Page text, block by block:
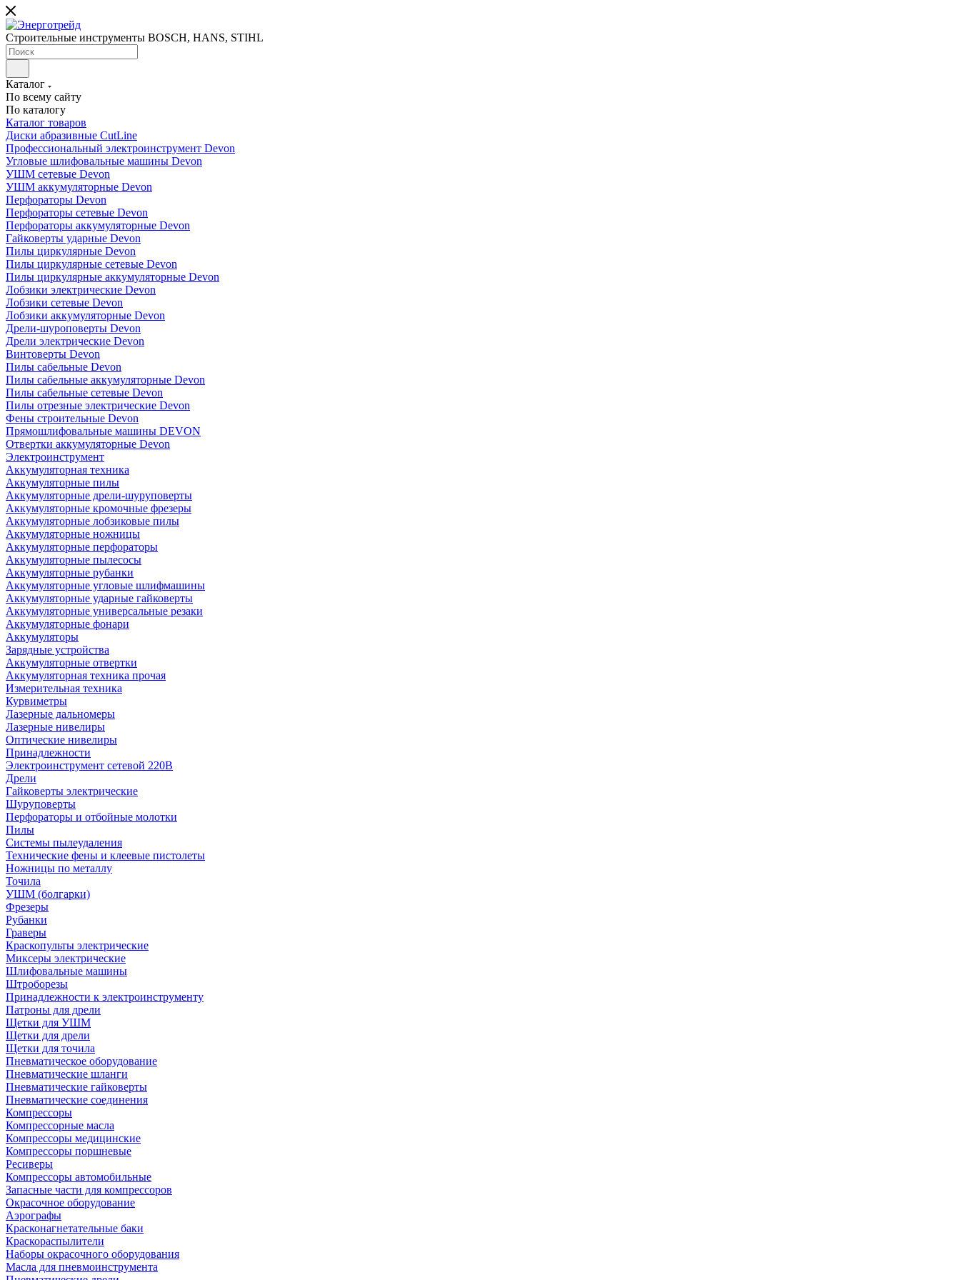
Строительные инструменты BOSCH, HANS, STIHL
Каталог
По всему сайту
По каталогу
Каталог товаров
Диски абразивные CutLine
Профессиональный электроинструмент Devon
Угловые шлифовальные машины Devon
УШМ сетевые Devon
УШМ аккумуляторные Devon
Перфораторы Devon
Перфораторы сетевые Devon
Перфораторы аккумуляторные Devon
Гайковерты ударные Devon
Пилы циркулярные Devon
Пилы циркулярные сетевые Devon
Пилы циркулярные аккумуляторные Devon
Лобзики электрические Devon
Лобзики сетевые Devon
Лобзики аккумуляторные Devon
Дрели-шуроповерты Devon
Дрели электрические Devon
Винтоверты Devon
Пилы сабельные Devon
Пилы сабельные аккумуляторные Devon
Пилы сабельные сетевые Devon
Пилы отрезные электрические Devon
Фены строительные Devon
Прямошлифовальные машины DEVON
Отвертки аккумуляторные Devon
Электроинструмент
Аккумуляторная техника
Аккумуляторные пилы
Аккумуляторные дрели-шуруповерты
Аккумуляторные кромочные фрезеры
Аккумуляторные лобзиковые пилы
Аккумуляторные ножницы
Аккумуляторные перфораторы
Аккумуляторные пылесосы
Аккумуляторные рубанки
Аккумуляторные угловые шлифмашины
Аккумуляторные ударные гайковерты
Аккумуляторные универсальные резаки
Аккумуляторные фонари
Аккумуляторы
Зарядные устройства
Аккумуляторные отвертки
Аккумуляторная техника прочая
Измерительная техника
Курвиметры
Лазерные дальномеры
Лазерные нивелиры
Оптические нивелиры
Принадлежности
Электроинструмент сетевой 220В
Дрели
Гайковерты электрические
Шуруповерты
Перфораторы и отбойные молотки
Пилы
Системы пылеудаления
Технические фены и клеевые пистолеты
Ножницы по металлу
Точила
УШМ (болгарки)
Фрезеры
Рубанки
Граверы
Краскопульты электрические
Миксеры электрические
Шлифовальные машины
Штроборезы
Принадлежности к электроинструменту
Патроны для дрели
Щетки для УШМ
Щетки для дрели
Щетки для точила
Пневматическое оборудование
Пневматические шланги
Пневматические гайковерты
Пневматические соединения
Компрессоры
Компрессорные масла
Компрессоры медицинские
Компрессоры поршневые
Ресиверы
Компрессоры автомобильные
Запасные части для компрессоров
Окрасочное оборудование
Аэрографы
Красконагнетательные баки
Краскораспылители
Наборы окрасочного оборудования
Масла для пневмоинструмента